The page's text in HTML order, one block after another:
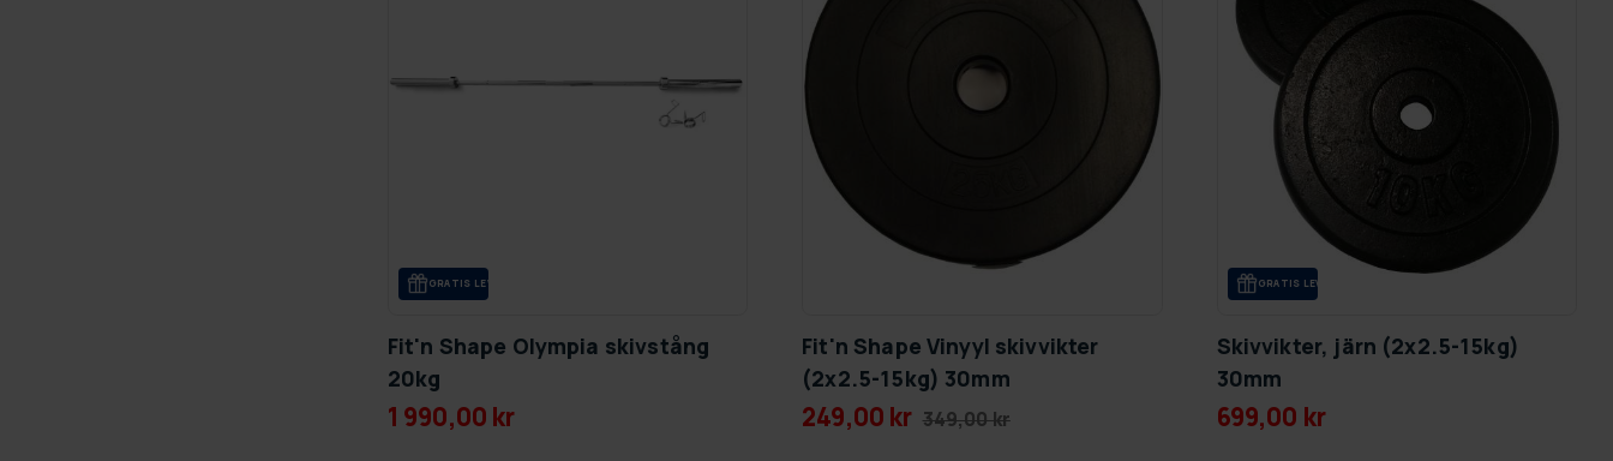
GRA­TIS LE­VE­RANS
Fit'n Shape Olympia skivstång
20kg
1 990,00 kr
Fit'n Shape Vinyyl skivvikter
(2x2.5-15kg) 30mm
249,00 kr 349,00 kr
GRA­TIS LE­VE­RANS
Skivvikter, järn (2x2.5-15kg)
30mm
699,00 kr